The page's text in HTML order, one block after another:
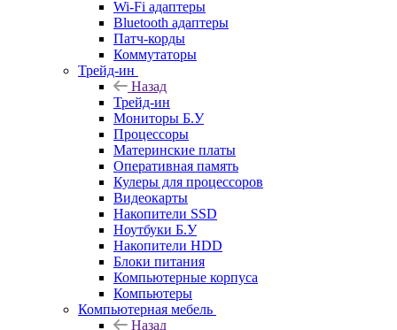
Wi-Fi адаптеры
Bluetooth адаптеры
Патч-корды
Коммутаторы
Трейд-ин
Назад
Трейд-ин
Мониторы Б.У
Процессоры
Материнские платы
Оперативная память
Кулеры для процессоров
Видеокарты
Накопители SSD
Ноутбуки Б.У
Накопители HDD
Блоки питания
Компьютерные корпуса
Компьютеры
Компьютерная мебель
Назад